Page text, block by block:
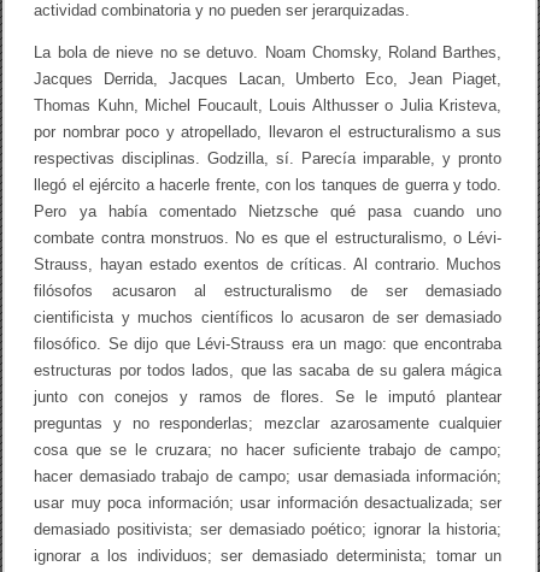
actividad combinatoria y no pueden ser jerarquizadas.
La bola de nieve no se detuvo. Noam Chomsky, Roland Barthes,
Jacques Derrida, Jacques Lacan, Umberto Eco, Jean Piaget,
Thomas Kuhn, Michel Foucault, Louis Althusser o Julia Kristeva,
por nombrar poco y atropellado, llevaron el estructuralismo a sus
respectivas disciplinas. Godzilla, sí. Parecía imparable, y pronto
llegó el ejército a hacerle frente, con los tanques de guerra y todo.
Pero ya había comentado Nietzsche qué pasa cuando uno
combate contra monstruos. No es que el estructuralismo, o Lévi-
Strauss, hayan estado exentos de críticas. Al contrario. Muchos
filósofos acusaron al estructuralismo de ser demasiado
cientificista y muchos científicos lo acusaron de ser demasiado
filosófico. Se dijo que Lévi-Strauss era un mago: que encontraba
estructuras por todos lados, que las sacaba de su galera mágica
junto con conejos y ramos de flores. Se le imputó plantear
preguntas y no responderlas; mezclar azarosamente cualquier
cosa que se le cruzara; no hacer suficiente trabajo de campo;
hacer demasiado trabajo de campo; usar demasiada información;
usar muy poca información; usar información desactualizada; ser
demasiado positivista; ser demasiado poético; ignorar la historia;
ignorar a los individuos; ser demasiado determinista; tomar un